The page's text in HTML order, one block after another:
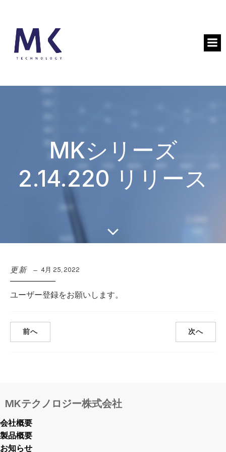
MKシリーズ
2.14.220 リリース
更新 4月 25, 2022
ユーザー登録をお願いします。
前へ 次へ
MKテクノロジー株式会社
会社概要
製品概要
お知らせ